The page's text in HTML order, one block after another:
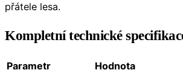
přátele lesa.
Kompletní technické
Parametr
Hodnota